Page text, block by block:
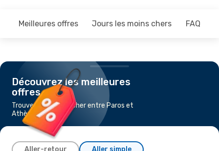
Meilleures offres Jours les moins chers FAQ
Découvrez les meilleures
offres
Trouvez un vol pas cher entre Paros et
Athènes
Aller-retour Aller simple